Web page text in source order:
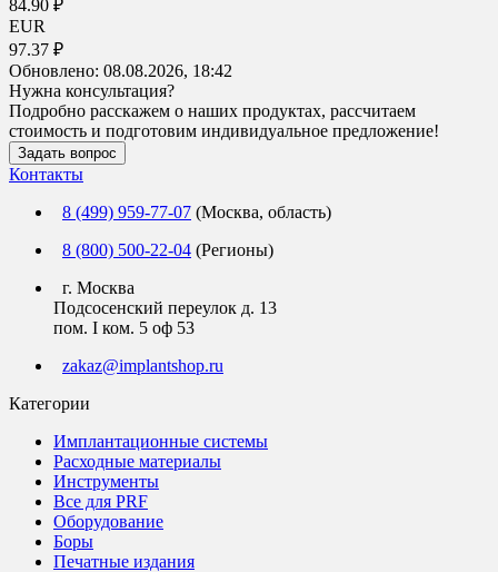
84.90 ₽
EUR
97.37 ₽
Обновлено: 08.08.2026, 18:42
Нужна консультация?
Подробно расскажем о наших продуктах, рассчитаем
стоимость и подготовим индивидуальное предложение!
Задать вопрос
Контакты
8 (499) 959-77-07 (Москва, область)
8 (800) 500-22-04 (Регионы)
г. Москва
Подсосенский переулок д. 13
пом. I ком. 5 оф 53
zakaz@implantshop.ru
Категории
Имплантационные системы
Расходные материалы
Инструменты
Все для PRF
Оборудование
Боры
Печатные издания